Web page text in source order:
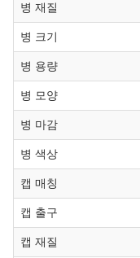
병 재질
병 크기
병 용량
병 모양
병 마감
병 색상
캡 매칭
캡 출구
캡 재질